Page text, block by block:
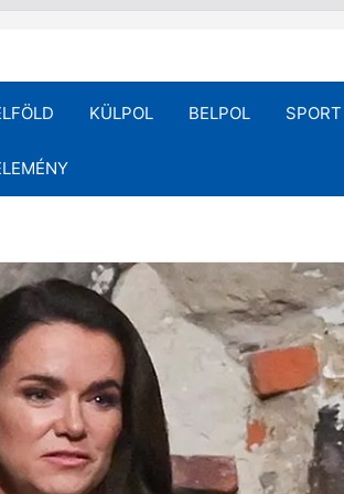
KÜLPOL BELPOL SPORT